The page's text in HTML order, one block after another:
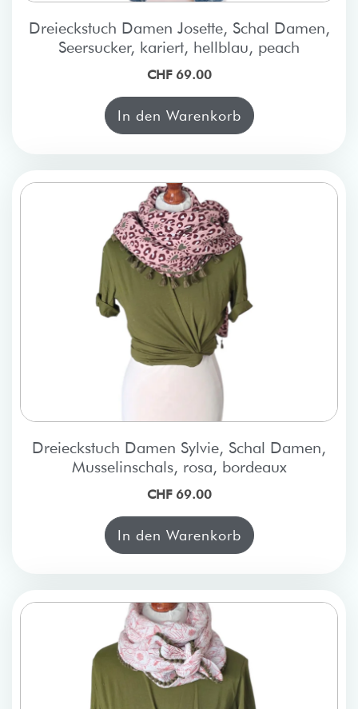
Dreieckstuch Damen Josette, Schal Damen,
Seersucker, kariert, hellblau, peach
CHF 69.00
In den Warenkorb
Dreieckstuch Damen Sylvie, Schal Damen,
Musselinschals, rosa, bordeaux
CHF 69.00
In den Warenkorb